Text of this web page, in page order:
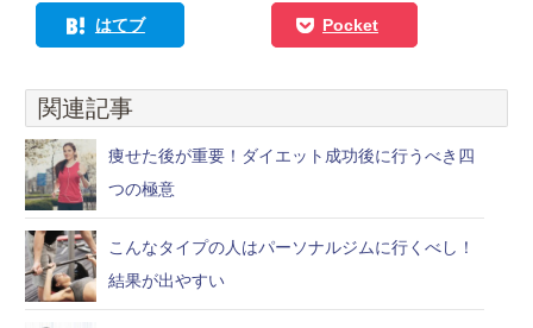
はてブ Pocket
関連記事
痩せた後が重要！ダイエット成功後に行うべき四
つの極意
こんなタイプの人はパーソナルジムに行くべし！
結果が出やすい